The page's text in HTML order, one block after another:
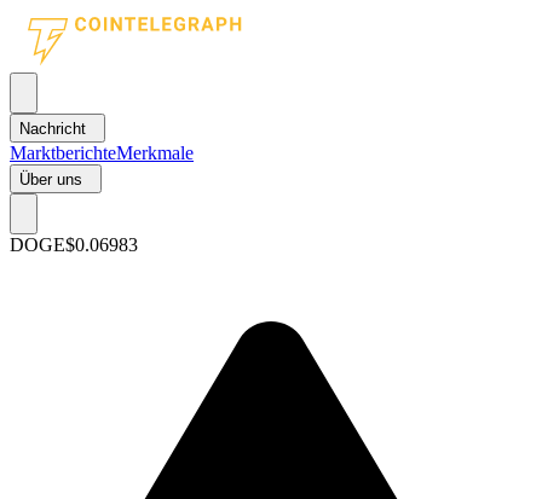
Nachricht
MarktberichteMerkmale
Über uns
DOGE$0.06983